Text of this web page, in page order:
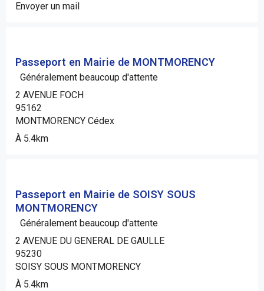
Envoyer un mail
Passeport en Mairie de MONTMORENCY
Généralement beaucoup d'attente
2 AVENUE FOCH
95162
MONTMORENCY Cédex
À 5.4km
Passeport en Mairie de SOISY SOUS
MONTMORENCY
Généralement beaucoup d'attente
2 AVENUE DU GENERAL DE GAULLE
95230
SOISY SOUS MONTMORENCY
À 5.4km